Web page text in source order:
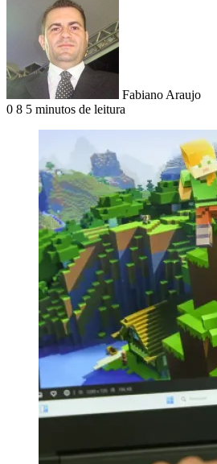
Fabiano Araujo
0 8 5 minutos de leitura